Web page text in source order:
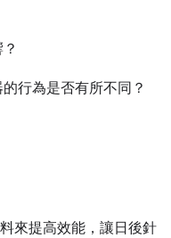
行為是否有所不同？
來提高效能，讓日後針